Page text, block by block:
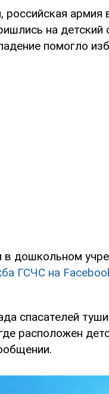
российская
на
помогло
в дошкольном
ГСЧС на
спасателей
расположен